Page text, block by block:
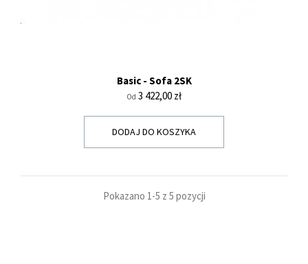
Basic - Sofa 2SK
Od Cena
3 422,00 zł
DODAJ DO KOSZYKA
Pokazano 1-5 z 5 pozycji